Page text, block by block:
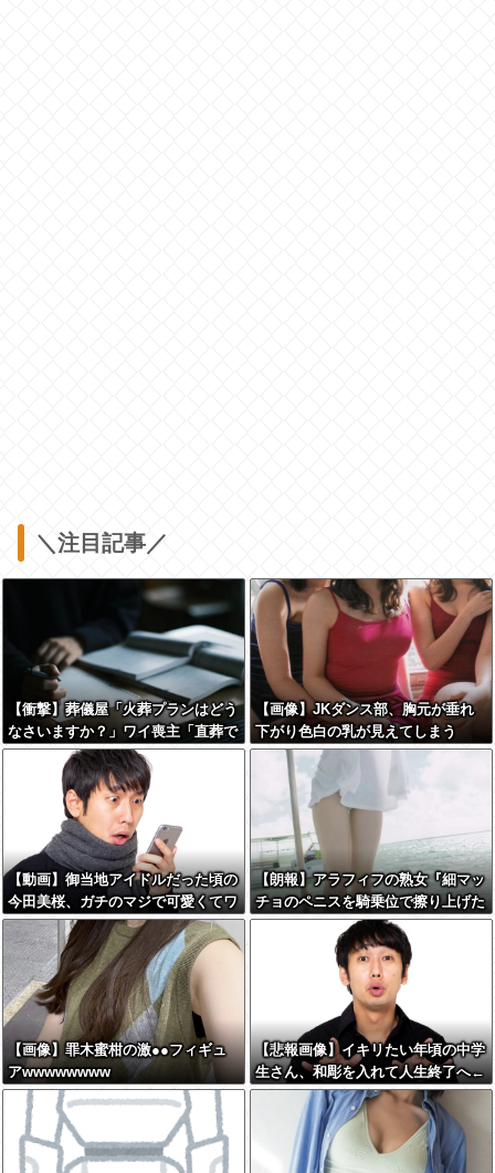
＼注目記事／
【衝撃】葬儀屋「火葬プランはどう
なさいますか？」ワイ喪主「直葬で
(即答)」→結果ァw w w w w w w w
【画像】JKダンス部、胸元が垂れ
下がり色白の乳が見えてしまう
【動画】御当地アイドルだった頃の
今田美桜、ガチのマジで可愛くてワ
イらをびびらせまくってしまうw w
w w w w w w
【朗報】アラフィフの熟女『細マッ
チョのペニスを騎乗位で擦り上げた
い』
【画像】罪木蜜柑の激●●フィギュ
アwwwwwwww
【悲報画像】イキリたい年頃の中学
生さん、和彫を入れて人生終了へ←
これw w w w w w